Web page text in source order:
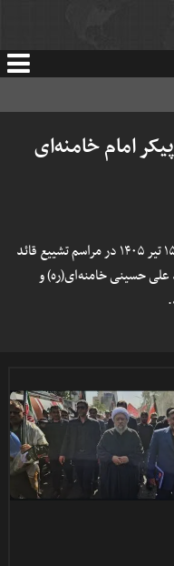
امام خامنه‌ای
شخصیت‌های سیاسی و نظامی امروز دوشنبه ۱۵ تیر ۱۴۰۵ در مراسم تشییع قائد
حسینی خامنه‌ای(ره) و